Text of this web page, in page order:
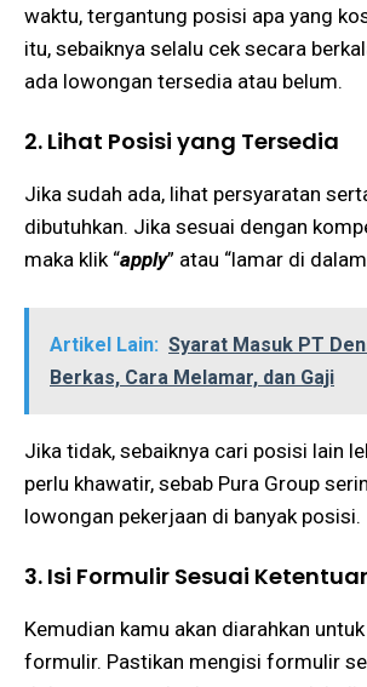
waktu, tergantung posisi apa yang
itu, sebaiknya selalu cek secara
ada lowongan tersedia atau belum.
2. Lihat Posisi yang Tersedia
Jika sudah ada, lihat persyaratan
dibutuhkan. Jika sesuai dengan
maka klik “apply” atau “lamar di
Artikel Lain: Syarat Masuk PT
Berkas, Cara Melamar, dan Gaji
Jika tidak, sebaiknya cari posisi lain
perlu khawatir, sebab Pura Group
lowongan pekerjaan di banyak posisi.
3. Isi Formulir Sesuai
Kemudian kamu akan diarahkan
formulir. Pastikan mengisi formulir